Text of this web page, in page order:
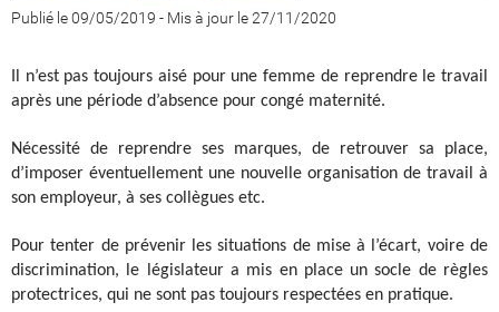
Publié le 09/05/2019 - Mis à jour le 27/11/2020
Il n’est pas toujours aisé pour une femme de reprendre le travail
après une période d’absence pour congé maternité.
Nécessité de reprendre ses marques, de retrouver sa place,
d’imposer éventuellement une nouvelle organisation de travail à
son employeur, à ses collègues etc.
Pour tenter de prévenir les situations de mise à l’écart, voire de
discrimination, le législateur a mis en place un socle de règles
protectrices, qui ne sont pas toujours respectées en pratique.